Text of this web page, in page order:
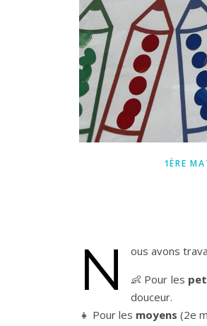
1ÈRE
N ous avons
👶 Pour les
douceur.
👧 Pour les moyens (2e